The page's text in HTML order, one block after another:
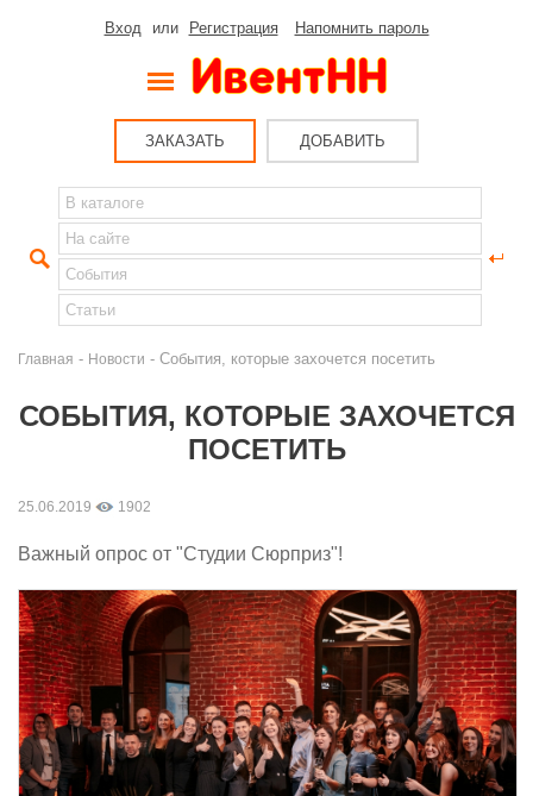
Вход или Регистрация Напомнить пароль
ЗАКАЗАТЬ ДОБАВИТЬ
Главная - Новости - События, которые захочется посетить
СОБЫТИЯ, КОТОРЫЕ ЗАХОЧЕТСЯ
ПОСЕТИТЬ
25.06.2019 1902
Важный опрос от "Студии Сюрприз"!